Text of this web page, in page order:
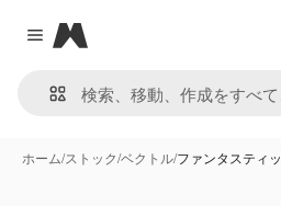
Close menu
Magnific
ホーム/ストック/ベクトル/ファンタスティ